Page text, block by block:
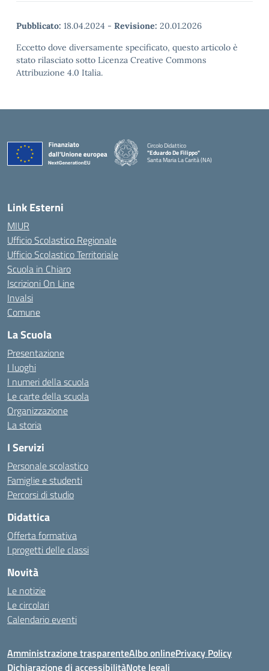
Pubblicato: 18.04.2024 - Revisione: 20.01.2026
Eccetto dove diversamente specificato, questo articolo è
stato rilasciato sotto Licenza Creative Commons
Attribuzione 4.0 Italia.
Circolo Didattico
"Eduardo De Filippo"
Santa Maria La Carità (NA)
Link Esterni
MIUR
Ufficio Scolastico Regionale
Ufficio Scolastico Territoriale
Scuola in Chiaro
Iscrizioni On Line
Invalsi
Comune
La Scuola
Presentazione
I luoghi
I numeri della scuola
Le carte della scuola
Organizzazione
La storia
I Servizi
Personale scolastico
Famiglie e studenti
Percorsi di studio
Didattica
Offerta formativa
I progetti delle classi
Novità
Le notizie
Le circolari
Calendario eventi
Amministrazione trasparenteAlbo onlinePrivacy Policy
Dichiarazione di accessibilitàNote legali